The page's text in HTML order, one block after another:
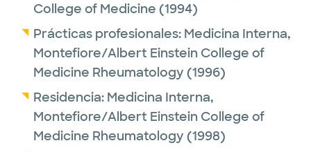
Worth. Dr. Yango’s work has been featured
in more than 40 academic publications.
breeding boxer dogs.
College of Medicine (1994)
Prácticas profesionales: Medicina Interna,
Montefiore/Albert Einstein College of
Medicine Rheumatology (1996)
Residencia: Medicina Interna,
Montefiore/Albert Einstein College of
Medicine Rheumatology (1998)